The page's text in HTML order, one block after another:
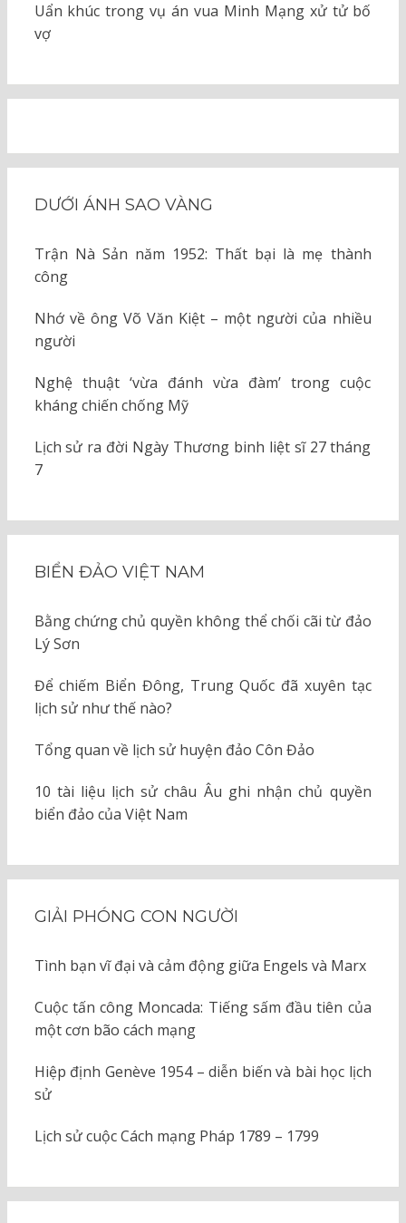
Uẩn khúc trong vụ án vua Minh Mạng xử tử bố
vợ
DƯỚI ÁNH SAO VÀNG
Trận Nà Sản năm 1952: Thất bại là mẹ thành
công
Nhớ về ông Võ Văn Kiệt – một người của nhiều
người
Nghệ thuật ‘vừa đánh vừa đàm’ trong cuộc
kháng chiến chống Mỹ
Lịch sử ra đời Ngày Thương binh liệt sĩ 27 tháng
7
BIỂN ĐẢO VIỆT NAM
Bằng chứng chủ quyền không thể chối cãi từ đảo
Lý Sơn
Để chiếm Biển Đông, Trung Quốc đã xuyên tạc
lịch sử như thế nào?
Tổng quan về lịch sử huyện đảo Côn Đảo
10 tài liệu lịch sử châu Âu ghi nhận chủ quyền
biển đảo của Việt Nam
GIẢI PHÓNG CON NGƯỜI
Tình bạn vĩ đại và cảm động giữa Engels và Marx
Cuộc tấn công Moncada: Tiếng sấm đầu tiên của
một cơn bão cách mạng
Hiệp định Genève 1954 – diễn biến và bài học lịch
sử
Lịch sử cuộc Cách mạng Pháp 1789 – 1799